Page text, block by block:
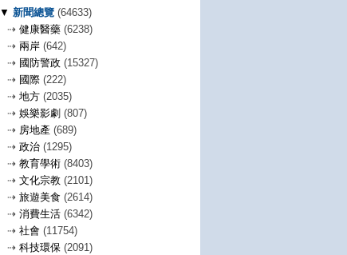
▼ 新聞總覽 (64633)
⇢ 健康醫藥 (6238)
⇢ 兩岸 (642)
⇢ 國防警政 (15327)
⇢ 國際 (222)
⇢ 地方 (2035)
⇢ 娛樂影劇 (807)
⇢ 房地產 (689)
⇢ 政治 (1295)
⇢ 教育學術 (8403)
⇢ 文化宗教 (2101)
⇢ 旅遊美食 (2614)
⇢ 消費生活 (6342)
⇢ 社會 (11754)
⇢ 科技環保 (2091)